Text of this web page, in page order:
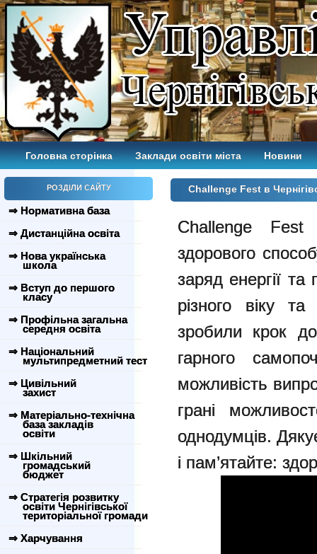
Головна сторінка Заклади освіти міста Новини
РОЗДІЛИ САЙТУ
⇒ Нормативна база
⇒ Дистанційна освіта
⇒ Нова українська
школа
⇒ Вступ до першого
класу
⇒ Профільна загальна
середня освіта
⇒ Національний
мультипредметний тест
⇒ Цивільний
захист
⇒ Матеріально-технічна
база закладів
освіти
⇒ Шкільний
громадський
бюджет
⇒ Стратегія розвитку
освіти Чернігівської
територіальної громади
⇒ Харчування
Challenge Fest в
Challenge
здорового
заряд енергії
різного віку та
зробили крок
гарного
можливість
грані
однодумців.
і пам’ятайте: